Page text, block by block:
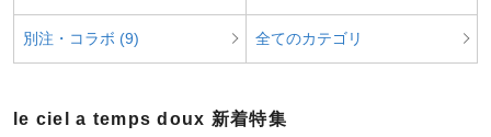
別注・コラボ (9) 全てのカテゴリ
le ciel a temps doux 新着特集